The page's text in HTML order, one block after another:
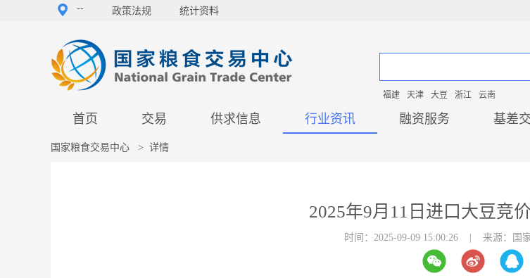
-- 政策法规 统计资料
福建 天津 大豆 浙江 云南
首页 交易 供求信息 行业资讯 融资服务 基差
国家粮食交易中心 > 详情
2025年9月11日进口大豆竞
时间：2025-09-09 15:00:26 | 来源：国